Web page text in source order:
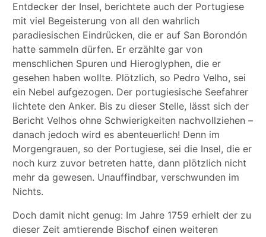
Entdecker der Insel, berichtete auch der Portugiese
mit viel Begeisterung von all den wahrlich
paradiesischen Eindrücken, die er auf San Borondón
hatte sammeln dürfen. Er erzählte gar von
menschlichen Spuren und Hieroglyphen, die er
gesehen haben wollte. Plötzlich, so Pedro Velho, sei
ein Nebel aufgezogen. Der portugiesische Seefahrer
lichtete den Anker. Bis zu dieser Stelle, lässt sich der
Bericht Velhos ohne Schwierigkeiten nachvollziehen –
danach jedoch wird es abenteuerlich! Denn im
Morgengrauen, so der Portugiese, sei die Insel, die er
noch kurz zuvor betreten hatte, dann plötzlich nicht
mehr da gewesen. Unauffindbar, verschwunden im
Nichts.
Doch damit nicht genug: Im Jahre 1759 erhielt der zu
dieser Zeit amtierende Bischof einen weiteren